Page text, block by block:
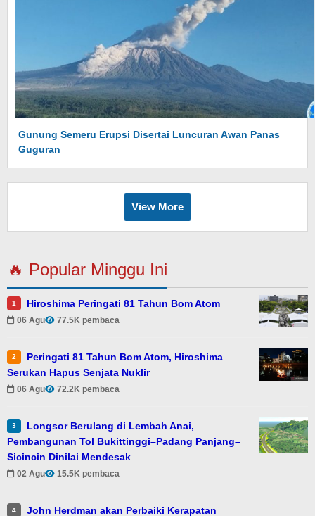
Gunung Semeru Erupsi Disertai Luncuran Awan Panas
Guguran
View More
🔥 Popular Minggu Ini
1 Hiroshima Peringati 81 Tahun Bom Atom
06 Agu 77.5K pembaca
2
Peringati 81 Tahun Bom Atom, Hiroshima
Serukan Hapus Senjata Nuklir
06 Agu 72.2K pembaca
3
Longsor Berulang di Lembah Anai,
Pembangunan Tol Bukittinggi–Padang Panjang–
Sicincin Dinilai Mendesak
02 Agu 15.5K pembaca
4
John Herdman akan Perbaiki Kerapatan